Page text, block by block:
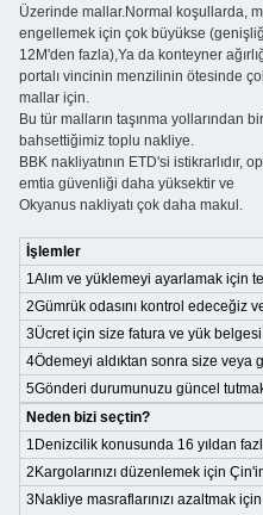
Üzerinde mallar.Normal koşullarda,
engellemek için çok büyükse
12M'den fazla),Ya da konteyner
portalı vincinin menzilinin ötesinde
mallar için.
Bu tür malların taşınma yollarından
bahsettiğimiz toplu nakliye.
BBK nakliyatının ETD'si istikrarlıdır,
emtia güvenliği daha yüksektir ve
Okyanus nakliyatı çok daha makul.
İşlemler
1Alım ve yüklemeyi ayarlamak için
2Gümrük odasını kontrol edeceğiz
3Ücret için size fatura ve yük
4Ödemeyi aldıktan sonra size
5Gönderi durumunuzu güncel
Neden bizi seçtin?
1Denizcilik konusunda 16 yıldan
2Kargolarınızı düzenlemek için
3Nakliye masraflarınızı azaltmak